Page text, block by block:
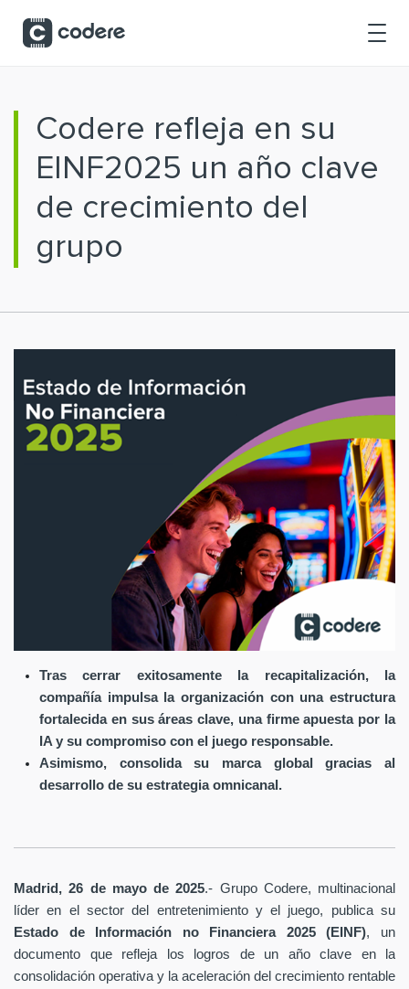
Codere refleja en su
EINF2025 un año clave
de crecimiento del
grupo
Tras cerrar exitosamente la recapitalización, la
compañía impulsa la organización con una estructura
fortalecida en sus áreas clave, una firme apuesta por la
IA y su compromiso con el juego responsable.
Asimismo, consolida su marca global gracias al
desarrollo de su estrategia omnicanal.
Madrid, 26 de mayo de 2025.- Grupo Codere, multinacional
líder en el sector del entretenimiento y el juego, publica su
Estado de Información no Financiera 2025 (EINF), un
documento que refleja los logros de un año clave en la
consolidación operativa y la aceleración del crecimiento rentable